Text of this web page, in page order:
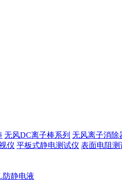
无风DC离子棒系列 无风离子消除
仪 平板式静电测试仪 表面电阻测
防静电液